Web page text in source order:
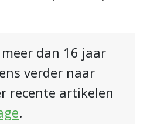
dan 16 jaar
verder naar
recente artikelen
.